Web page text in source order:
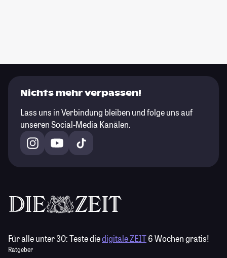
Nichts mehr verpassen!
Lass uns in Verbindung bleiben und folge uns auf
unseren Social-Media Kanälen.
Für alle unter 30:Teste diedigitale ZEIT6 Wochen gratis!
Ratgeber